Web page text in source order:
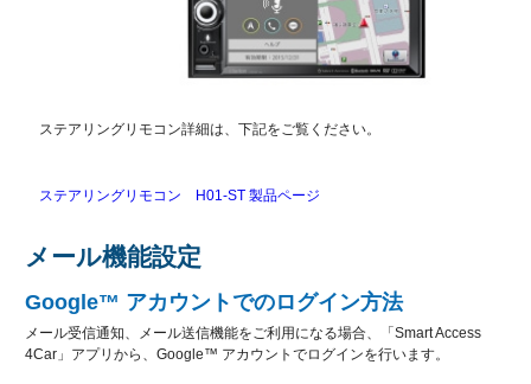
ステアリングリモコン詳細は、下記をご覧ください。
ステアリングリモコン H01-ST 製品ページ
メール機能設定
Google™ アカウントでのログイン方法
メール受信通知、メール送信機能をご利用になる場合、「Smart Access
4Car」アプリから、Google™ アカウントでログインを行います。